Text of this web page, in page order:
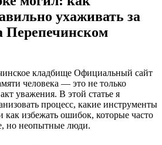
ухаживать за
Перепечинском
кладбище Официальный сайт
человека — это не только
уважения. В этой статье я
процесс, какие инструменты
как избежать ошибок, которые часто
но неопытные люди.